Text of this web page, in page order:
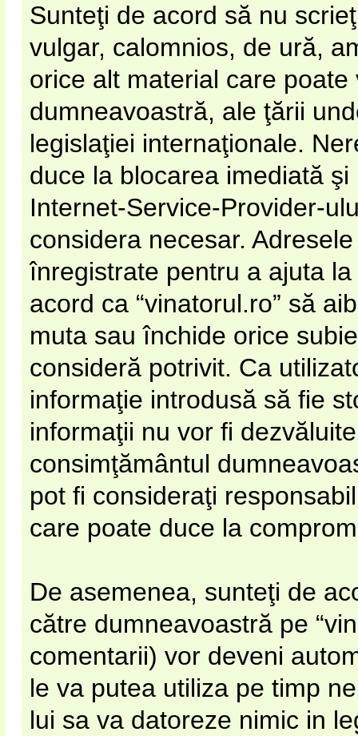
Sunteţi de acord să nu
vulgar, calomnios, de ură,
orice alt material care
dumneavoastră, ale ţării
legislaţiei internaţionale.
duce la blocarea imediată
Internet-Service-Provider-
considera necesar.
înregistrate pentru a ajuta
acord ca “vinatorul.ro” să
muta sau închide orice
consideră potrivit. Ca
informaţie introdusă să fie
informaţii nu vor fi
consimţământul
pot fi consideraţi
care poate duce la
De asemenea, sunteţi de
către dumneavoastră pe
comentarii) vor deveni
le va putea utiliza pe timp
lui sa va datoreze nimic in